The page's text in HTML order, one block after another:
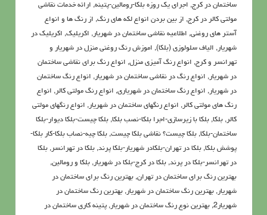
ساختمان در کرج, اجرای یک روزه بلکا-رومالین-پتینه, ارائه خدمات نقاشی
مولتی کالر در کرج, از بین بردن انواع لکه های رنگ, از رنگ ها و انواع
آستر های روغنی, اطلاعيه نقاشی ساختمان در شهریار , اکريليک, اکريليک در
شهریار , الیاف سلولوزی (بلکا), اموزش رنگ روغنی منزل در شهریار و
تهرانسر و کرج, انواع رنگ آمیزی منزل, انواع رنگ برای نقاشی ساختمان
در شهریار , انواع رنگ در نقاشی ساختمان در شهریار , انواع رنگ ساختمان
در شهریار , انواع رنگ ساختمان در شهریاری, انواع رنگ مولتی کالر , انواع
رنگ های مولتی کالر , انواع رنگهای ساختمان در شهریار , انواع رنگهای مولتی
کالر , بلکا, بلکا با زیرسازی-اجرا بلکا-نصب بلکا, بلکا چیست-بلکا دیوار-بلکا
ساختمان-بلکا, بلکا چیست؟ نقاشی بلکا چیست, بلکا چیه-نصاب بلکا-کار بلکا-
پوشش بلکا, بلکا در تهران-بلکادر شهریار-بلکا پرند, بلکا در تهرانسر , بلکا
در تهرانسر-بلکا در پرند, بلکا در کرج-بلکا در شهریار , بلکا و رومالین,
بهترین رنگ برای ساختمان در تهران, بهترین رنگ برای ساختمان در
شهریار , بهترین رنگ ساختمان در شهریار , بهترین رنگ ساختمان در
شهریار2
, بهترین نوع رنگ ساختمان در شهریار , پتینه کاری ساختمان در